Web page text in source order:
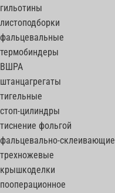
гильотины
листоподборки
фальцевальные
термобиндеры
ВШРА
штанцагрегаты
тигельные
стоп-цилиндры
тиснение фольгой
фальцевально-склеивающие
трехножевые
крышкоделки
пооперационное